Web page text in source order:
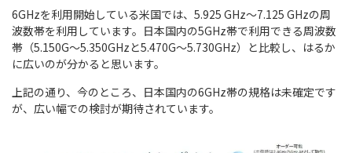
6GHzを利用開始している米国では、5.925 GHz～7.125 GHzの周
波数帯を利用しています。日本国内の5GHz帯で利用できる周波数
帯（5.150G～5.350GHzと5.470G～5.730GHz）と比較し、はるか
に広いのが分かると思います。
上記の通り、今のところ、日本国内の6GHz帯の規格は未確定です
が、広い幅での検討が期待されています。